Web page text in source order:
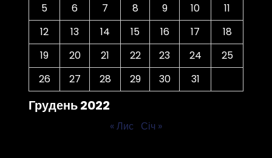
Грудень 2022
5
6 7 8 9 10
11
12
13 14 15 16 17
18
19
20 21 22 23 24
25
26
27 28 29 30 31
« Лис Січ »